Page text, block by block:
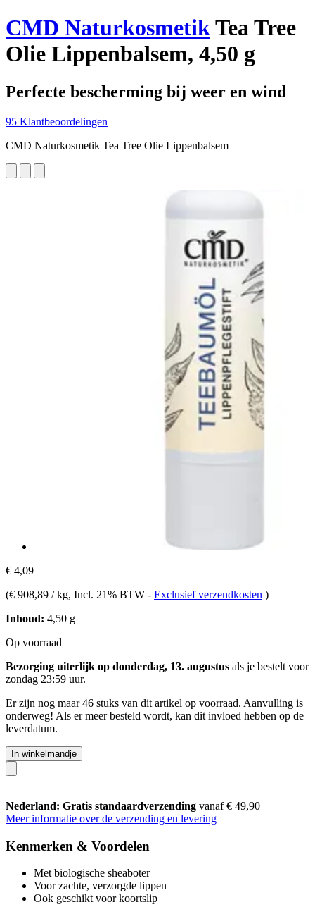
CMD NaturkosmetikTea Tree
Olie Lippenbalsem, 4,50 g
Perfecte bescherming bij weer en wind
95 Klantbeoordelingen
CMD Naturkosmetik Tea Tree Olie Lippenbalsem
€ 4,09
(€ 908,89 / kg, Incl. 21% BTW - Exclusief verzendkosten )
Inhoud: 4,50 g
Op voorraad
Bezorging uiterlijk op donderdag, 13. augustus als je bestelt voor
zondag 23:59 uur.
Er zijn nog maar 46 stuks van dit artikel op voorraad. Aanvulling is
onderweg! Als er meer besteld wordt, kan dit invloed hebben op de
leverdatum.
In winkelmandje
Nederland: Gratis standaardverzending vanaf € 49,90
Meer informatie over de verzending en levering
Kenmerken & Voordelen
Met biologische sheaboter
Voor zachte, verzorgde lippen
Ook geschikt voor koortslip